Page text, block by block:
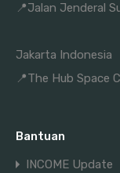
📍Jalan Jenderal
Jakarta Indonesia
📍The Hub Space
Bantuan
INCOME Update